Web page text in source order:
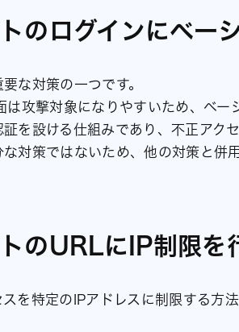
のログインにベー
な対策の一つです。
は攻撃対象になりやすいため、ベ
を設ける仕組みであり、不正アク
対策ではないため、他の対策と併
のURLにIP制限を
を特定のIPアドレスに制限する方